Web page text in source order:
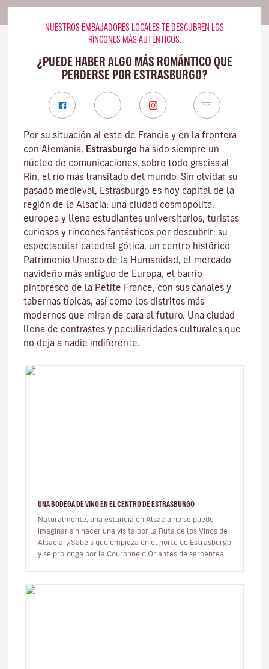
NUESTROS EMBAJADORES LOCALES TE DESCUBREN LOS
RINCONES MÁS AUTÉNTICOS.
¿PUEDE HABER ALGO MÁS ROMÁNTICO QUE
PERDERSE POR ESTRASBURGO?
Por su situación al este de Francia y en la frontera
con Alemania, Estrasburgo ha sido siempre un
núcleo de comunicaciones, sobre todo gracias al
Rin, el río más transitado del mundo. Sin olvidar su
pasado medieval, Estrasburgo es hoy capital de la
región de la Alsacia; una ciudad cosmopolita,
europea y llena estudiantes universitarios, turistas
curiosos y rincones fantásticos por descubrir: su
espectacular catedral gótica, un centro histórico
Patrimonio Unesco de la Humanidad, el mercado
navideño más antiguo de Europa, el barrio
pintoresco de la Petite France, con sus canales y
tabernas típicas, así como los distritos más
modernos que miran de cara al futuro. Una ciudad
llena de contrastes y peculiaridades culturales que
no deja a nadie indiferente.
UNA BODEGA DE VINO EN EL CENTRO DE ESTRASBURGO
Naturalmente, una estancia en Alsacia no se puede
imaginar sin hacer una visita por la Ruta de los Vinos de
Alsacia. ¿Sabéis que empieza en el norte de Estrasburgo
y se prolonga por la Couronne d’Or antes de serpentear,